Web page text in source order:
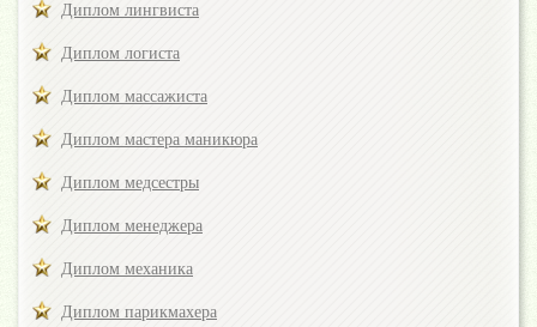
Диплом лингвиста
Диплом логиста
Диплом массажиста
Диплом мастера маникюра
Диплом медсестры
Диплом менеджера
Диплом механика
Диплом парикмахера